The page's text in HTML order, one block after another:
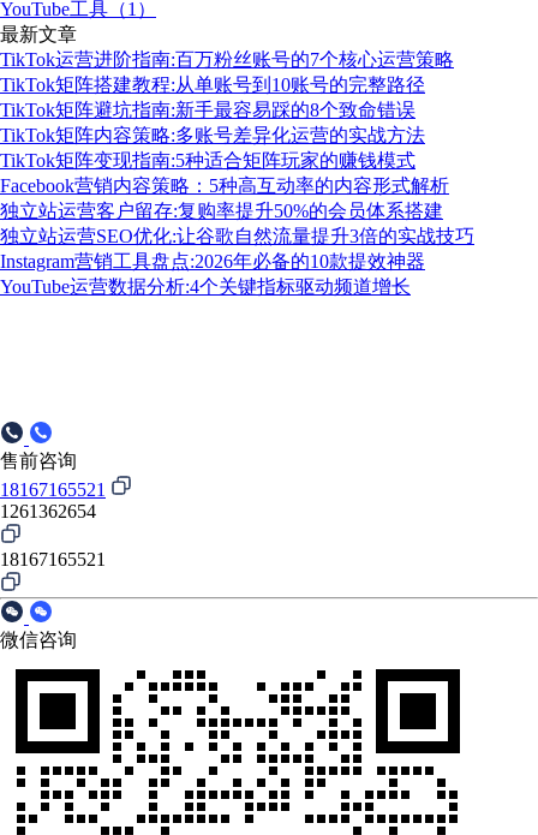
YouTube工具（1）
最新文章
TikTok运营进阶指南:百万粉丝账号的7个核心运营策略
TikTok矩阵搭建教程:从单账号到10账号的完整路径
TikTok矩阵避坑指南:新手最容易踩的8个致命错误
TikTok矩阵内容策略:多账号差异化运营的实战方法
TikTok矩阵变现指南:5种适合矩阵玩家的赚钱模式
Facebook营销内容策略：5种高互动率的内容形式解析
独立站运营客户留存:复购率提升50%的会员体系搭建
独立站运营SEO优化:让谷歌自然流量提升3倍的实战技巧
Instagram营销工具盘点:2026年必备的10款提效神器
YouTube运营数据分析:4个关键指标驱动频道增长
售前咨询
18167165521
1261362654
18167165521
微信咨询